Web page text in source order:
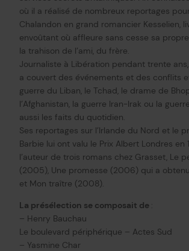
où il a réalisé de nombreux reportages
Chalandon en grand romancier Kesselien,
envoûtant où affleure sans cesse sa
la trahison de l’ami, du frère.
Journaliste à Libération pendant trente
a couvert des événements et des conflits
guerre du Liban, le Tchad, le drame de
l’Afghanistan, la guerre Iran-Irak ou la
aussi les faits du quotidien.
Ses reportages sur l’Irlande du Nord et le
Barbie lui ont valu le Prix Albert Londres en
l’auteur de trois romans chez Grasset, Le
(2005), Une promesse (2006) qui a
et Mon traître (2008).
La présélection se composait de :
– Henry Bauchau
Le boulevard périphérique – Actes Sud
– Yasmine Char